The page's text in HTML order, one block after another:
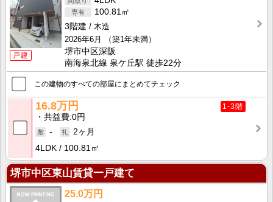
戸建
100.81㎡
3階建
木造
2026年6月
（築1年未満）
堺市中区深阪
南海泉北線 泉ケ丘駅 徒歩22分
この建物のすべての部屋にまとめてチェック
1-3階
16.8万円
共益費 0円
-
2ヶ月
4LDK
100.81㎡
堺市中区東山賃貸一戸建て
25.0万円